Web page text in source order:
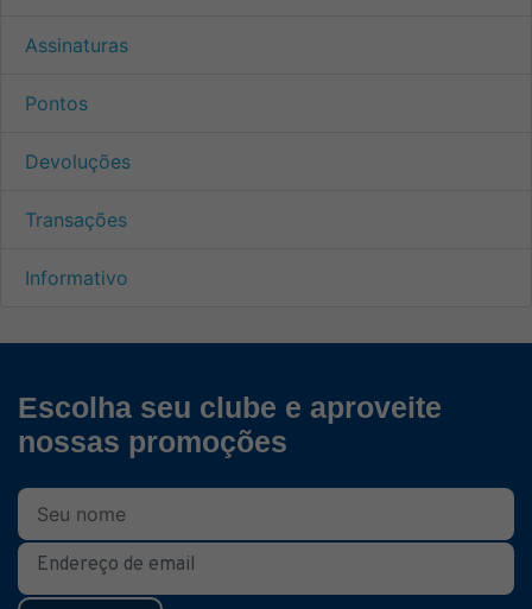
Assinaturas
Pontos
Devoluções
Transações
Informativo
Escolha seu clube e aproveite
nossas promoções